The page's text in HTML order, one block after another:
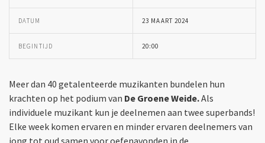
DATUM 23 MAART 2024
BEGINTIJD 20:00
Meer dan 40 getalenteerde muzikanten bundelen hun
krachten op het podium van De Groene Weide.Als
individuele muzikant kun je deelnemen aan twee superbands!
Elke week komen ervaren en minder ervaren deelnemers van
jong tot oud samen voor oefenavonden in de